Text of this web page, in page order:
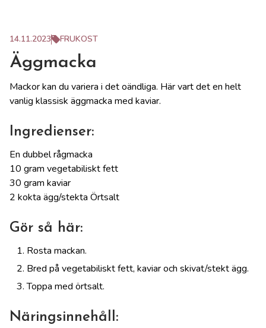
14.11.2023 FRUKOST
Äggmacka
Mackor kan du variera i det oändliga. Här vart det en helt
vanlig klassisk äggmacka med kaviar.
Ingredienser:
En dubbel rågmacka
10 gram vegetabiliskt fett
30 gram kaviar
2 kokta ägg/stekta Örtsalt
Gör så här:
Rosta mackan.
Bred på vegetabiliskt fett, kaviar och skivat/stekt ägg.
Toppa med örtsalt.
Näringsinnehåll: